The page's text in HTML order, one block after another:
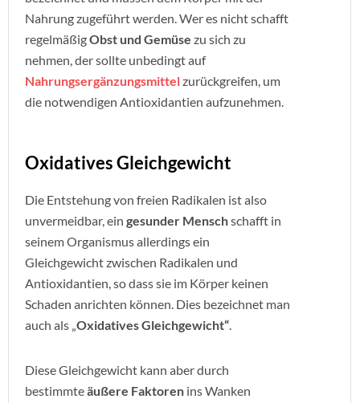
Nahrung zugeführt werden. Wer es nicht schafft
regelmäßigObst und Gemüse zu sich zu
nehmen, der sollte unbedingt auf
Nahrungsergänzungsmittelzurückgreifen, um
die notwendigen Antioxidantien aufzunehmen.
Oxidatives Gleichgewicht
Die Entstehung von freien Radikalen ist also
unvermeidbar, ein gesunder Menschschafft in
seinem Organismus allerdings ein
Gleichgewicht zwischen Radikalen und
Antioxidantien, so dass sie im Körper keinen
Schaden anrichten können. Dies bezeichnet man
auch als „Oxidatives Gleichgewicht“.
Diese Gleichgewicht kann aber durch
bestimmteäußere Faktoren ins Wanken